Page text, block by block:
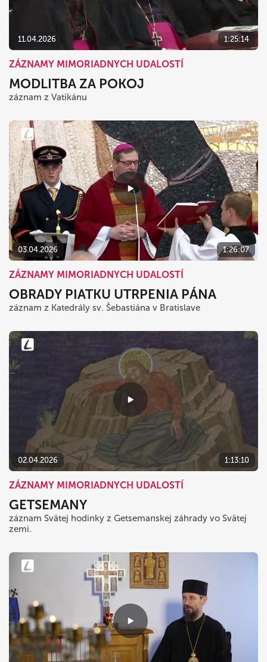
11.04.2026 1:25:14
ZÁZNAMY MIMORIADNYCH UDALOSTÍ
MODLITBA ZA POKOJ
záznam z Vatikánu
03.04.2026 1:26:07
ZÁZNAMY MIMORIADNYCH UDALOSTÍ
OBRADY PIATKU UTRPENIA PÁNA
záznam z Katedrály sv. Šebastiána v Bratislave
02.04.2026 1:13:10
ZÁZNAMY MIMORIADNYCH UDALOSTÍ
GETSEMANY
záznam Svätej hodinky z Getsemanskej záhrady vo Svätej
zemi.